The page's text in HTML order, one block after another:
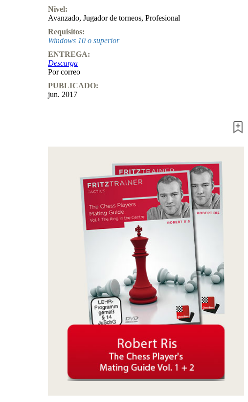
Nivel:
Avanzado, Jugador de torneos, Profesional
Requisitos:
Windows 10 o superior
ENTREGA:
Descarga
Por correo
PUBLICADO:
jun. 2017
datos
Monografías
Minutos
FritzTrainer
Primeros
pasos
Productos
principiantes
Suscripciones
Otros
Ludwig
Boutique
Bonos